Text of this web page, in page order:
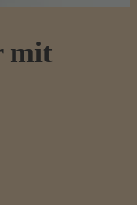
mit